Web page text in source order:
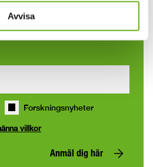
Avvisa
Forskningsnyheter
villkor
Anmäl dig här